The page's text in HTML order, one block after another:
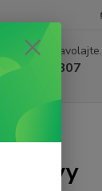
si rady? Zavolajte.
131 807
8-17 hod.)
4vetvy